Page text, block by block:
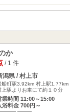
か
/ 1 件
潟県 / 村上市
船町駅3.92km 村上駅1.77km
上駅よりお車にて約１０分
業時間 11:00～15:00
浴料金 700円～